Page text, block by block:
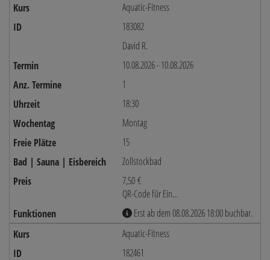
Aquatic-Fitness
183082
David R.
10.08.2026 - 10.08.2026
1
18:30
Montag
15
Zollstockbad
7,50 €
QR-Code für Ein...
Erst ab dem 08.08.2026 18:00 buchbar.
Aquatic-Fitness
182461